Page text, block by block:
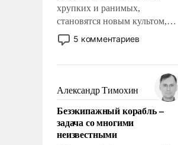
хрупких и ранимых,
становятся новым культом,
постепенно вытесняя и
отменяя традиционное
мужественным и твердым под
ударами судьбы, брать на себя
ответственность, помогать
слабым, идти вперед и
адаптироваться.
5 комментариев
Александр Тимохин
Безэкипажный корабль –
задача со многими
неизвестными